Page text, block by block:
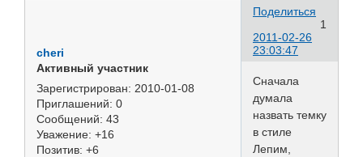
Поделиться
1
2011-02-26
23:03:47
cheri
Активный участник
Зарегистрирован: 2010-01-08
Приглашений: 0
Сообщений: 43
Уважение: +16
Позитив: +6
Сначала
думала
назвать темку
в стиле
Лепим,